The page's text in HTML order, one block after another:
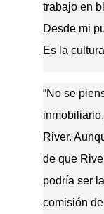
trabajo en
Desde mi
Es la
“No se
River.
de que
podría ser
comisión